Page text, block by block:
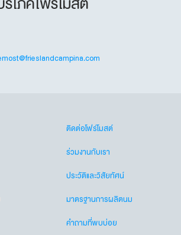
ติดต่อโฟร์โมสต์
ร่วมงานกับเรา
ประวัติและวิสัยทัศน์
มาตรฐานการผลิตนม
คำถามที่พบบ่อย